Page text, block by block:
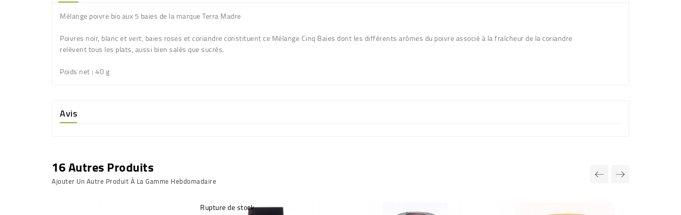
Mélange poivre bio aux 5 baies de la marque Terra Madre
Poivres noir, blanc et vert, baies roses et coriandre constituent ce Mélange Cinq Baies dont les différents arômes du poivre associé à la fraîcheur de la coriandre
relèvent tous les plats, aussi bien salés que sucrés.
Poids net: 40 g
Avis
16 Autres Produits
Ajouter Un Autre Produit À La Gamme Hebdomadaire
Rupture de stock